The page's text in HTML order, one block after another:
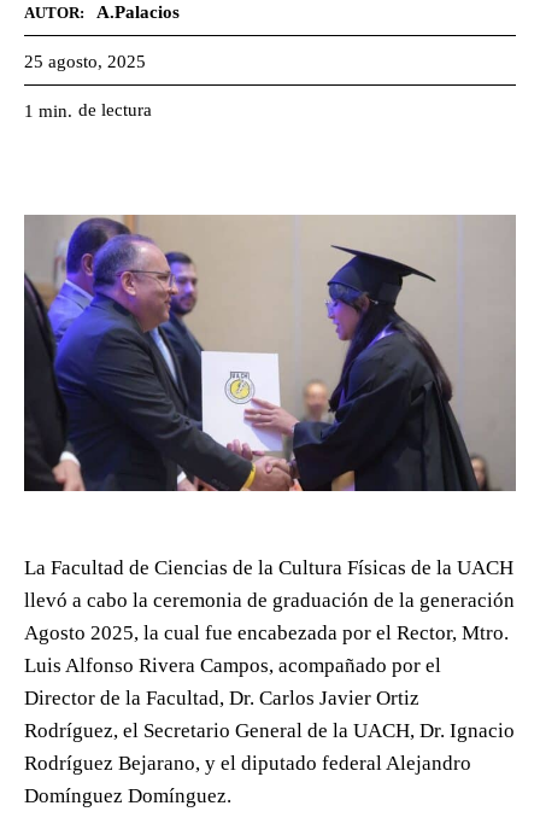
AUTOR: A.Palacios
25 agosto, 2025
1 min. de lectura
La Facultad de Ciencias de la Cultura Físicas de la UACH
llevó a cabo la ceremonia de graduación de la generación
Agosto 2025, la cual fue encabezada por el Rector, Mtro.
Luis Alfonso Rivera Campos, acompañado por el
Director de la Facultad, Dr. Carlos Javier Ortiz
Rodríguez, el Secretario General de la UACH, Dr. Ignacio
Rodríguez Bejarano, y el diputado federal Alejandro
Domínguez Domínguez.